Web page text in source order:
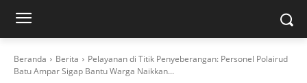
Beranda Berita
Pelayanan di Titik Penyeberangan: Personel Polairud
Batu Ampar Sigap Bantu Warga Naikkan...